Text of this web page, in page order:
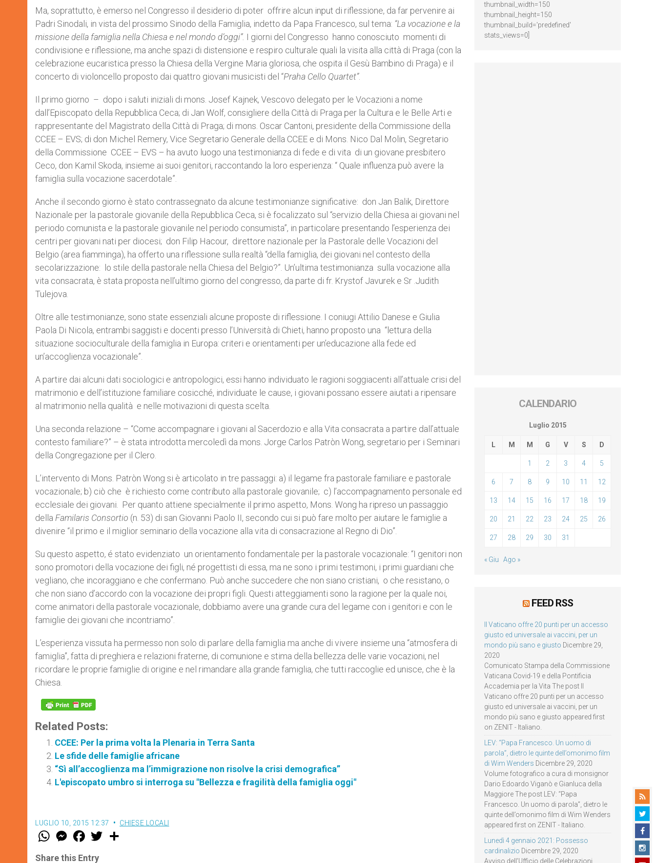
Ma, soprattutto, è emerso nel Congresso il desiderio di poter offrire alcun input di riflessione, da far pervenire ai
Padri Sinodali, in vista del prossimo Sinodo della Famiglia, indetto da Papa Francesco, sul tema: “La vocazione e la
missione della famiglia nella Chiesa e nel mondo d’oggi”. I giorni del Congresso hanno conosciuto momenti di
condivisione e riflessione, ma anche spazi di distensione e respiro culturale quali la visita alla città di Praga (con la
celebrazione eucaristica presso la Chiesa della Vergine Maria gloriosa, che ospita il Gesù Bambino di Praga) e il
concerto di violoncello proposto dai quattro giovani musicisti del “Praha Cello Quartet”.
Il primo giorno – dopo i saluti iniziali di mons. Josef Kajnek, Vescovo delegato per le Vocazioni a nome
dall’Episcopato della Repubblica Ceca; di Jan Wolf, consigliere della Città di Praga per la Cultura e le Belle Arti e
rappresentante del Magistrato della Città di Praga; di mons. Oscar Cantoni, presidente della Commissione della
CCEE – EVS; di don Michel Remery, Vice Segretario Generale della CCEE e di Mons. Nico Dal Molin, Segretario
della Commissione CCEE – EVS – ha avuto luogo una testimonianza di fede e di vita di un giovane presbitero
Ceco, don Kamil Skoda, insieme ai suoi genitori, raccontando la loro esperienza: “ Quale influenza può avere la
famiglia sulla vocazione sacerdotale”.
Anche il secondo giorno è stato contrassegnato da alcune testimonianze significative: don Jan Balik, Direttore
Nazionale per la pastorale giovanile della Repubblica Ceca, si è focalizzato sul “servizio della Chiesa ai giovani nel
periodo comunista e la pastorale giovanile nel periodo consumista”, in particolare presentando l’esperienza dei
centri per giovani nati per diocesi; don Filip Hacour, direttore nazionale per la Pastorale delle Vocazioni del
Belgio (area fiamminga), ha offerto una riflessione sulla realtà “della famiglia, dei giovani nel contesto della
secolarizzazione: lo stile della pastorale nella Chiesa del Belgio?”. Un’ultima testimonianza sulla vocazione alla
vita consacrata, è stata proposta nell’ultimo giorno del congresso, da parte di fr. Krystof Javurek e Sr .Judith
Tulejova.
Oltre alle testimonianze, sono state essenziali alcune proposte di riflessione. I coniugi Attilio Danese e Giulia
Paola Di Nicola, entrambi saggisti e docenti presso l’Università di Chieti, hanno proposto una “lettura della
situazione socioculturale della famiglia in Europa: criteri e orientamenti per un’educazione alla fede ed
un’accoglienza vocazionale”.
A partire dai alcuni dati sociologici e antropologici, essi hanno individuato le ragioni soggiacenti all’attuale crisi del
matrimonio e dell’istituzione familiare cosicché, individuate le cause, i giovani possano essere aiutati a ripensare
al matrimonio nella qualità e nelle motivazioni di questa scelta.
Una seconda relazione – “Come accompagnare i giovani al Sacerdozio e alla Vita consacrata a partire dall’attuale
contesto familiare?” – è stata introdotta mercoledì da mons. Jorge Carlos Patròn Wong, segretario per i Seminari
della Congregazione per il Clero.
L’intervento di Mons. Patròn Wong si è articolato in tre passaggi: a) il legame fra pastorale familiare e pastorale
vocazionale; b) ciò che è richiesto come contributo alla pastorale giovanile; c) l’accompagnamento personale ed
ecclesiale dei giovani. Per quanto attiene specialmente il primo aspetto, Mons. Wong ha ripreso un passaggio
della Familaris Consortio (n. 53) di san Giovanni Paolo II, secondo cui si può fare molto per aiutare le famiglie a
divenire “il primo e il miglior seminario della vocazione alla vita di consacrazione al Regno di Dio”.
Su questo aspetto, é stato evidenziato un orientamento fondamentale per la pastorale vocazionale: “I genitori non
sono promotori della vocazione dei figli, né progettisti di essa, ma ne sono i primi testimoni, i primi guardiani che
vegliano, che incoraggiano e che confermano. Può anche succedere che non siano cristiani, o che resistano, o
che non siano d’accordo con la vocazione dei propri figli. Questi atteggiamenti sono la ragione per la quale noi,
come animatori della pastorale vocazionale, dobbiamo avere una grande cura del legame con i genitori e con le
famiglie dei giovani che incontriamo”.
L’esperienza vissuta ha permesso non solo di parlare della famiglia ma anche di vivere insieme una “atmosfera di
famiglia”, fatta di preghiera e relazioni fraterne, di comunione e stima della bellezza delle varie vocazioni, nel
ricordare le proprie famiglie di origine e nel rimandare alla grande famiglia, che tutti raccoglie ed unisce, che è la
Chiesa.
Related Posts:
CCEE: Per la prima volta la Plenaria in Terra Santa
Le sfide delle famiglie africane
“Sì all’accoglienza ma l’immigrazione non risolve la crisi demografica”
L'episcopato umbro si interroga su "Bellezza e fragilità della famiglia oggi"
LUGLIO 10, 2015 12:37 CHIESE LOCALI
W
t
M
e
s
F
a
e
w
Share this Entry
thumbnail_width=150
thumbnail_height=150
thumbnail_build='predefined'
stats_views=0]
CALENDARIO
Luglio 2015
L M M G V S D
1 2 3 4 5
6 7 8 9 10 11 12
13 14 15 16 17 18 19
20 21 22 23 24 25 26
27 28 29 30 31
« Giu Ago »
FEED RSS
Il Vaticano offre 20 punti per un accesso
giusto ed universale ai vaccini, per un
mondo più sano e giusto Dicembre 29,
2020
Comunicato Stampa della Commissione
Vaticana Covid-19 e della Pontificia
Accademia per la Vita The post Il
Vaticano offre 20 punti per un accesso
giusto ed universale ai vaccini, per un
mondo più sano e giusto appeared first
on ZENIT - Italiano.
LEV: “Papa Francesco. Un uomo di
parola”, dietro le quinte dell’omonimo film
di Wim Wenders Dicembre 29, 2020
Volume fotografico a cura di monsignor
Dario Edoardo Viganò e Gianluca della
Maggiore The post LEV: “Papa
Francesco. Un uomo di parola”, dietro le
quinte dell’omonimo film di Wim Wenders
appeared first on ZENIT - Italiano.
Lunedì 4 gennaio 2021: Possesso
cardinalizio Dicembre 29, 2020
Avviso dell’Ufficio delle Celebrazioni